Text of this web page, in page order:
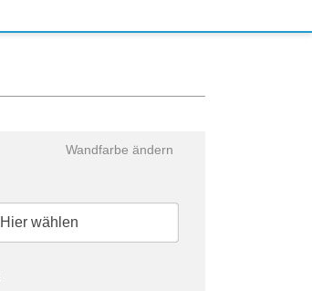
Wandfarbe ändern
Hier wählen